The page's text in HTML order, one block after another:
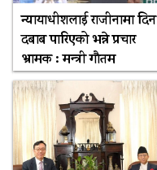
न्यायाधीशलाई राजीनामा दिन
दबाब पारिएको भन्ने प्रचार
भ्रामक : मन्त्री गौतम